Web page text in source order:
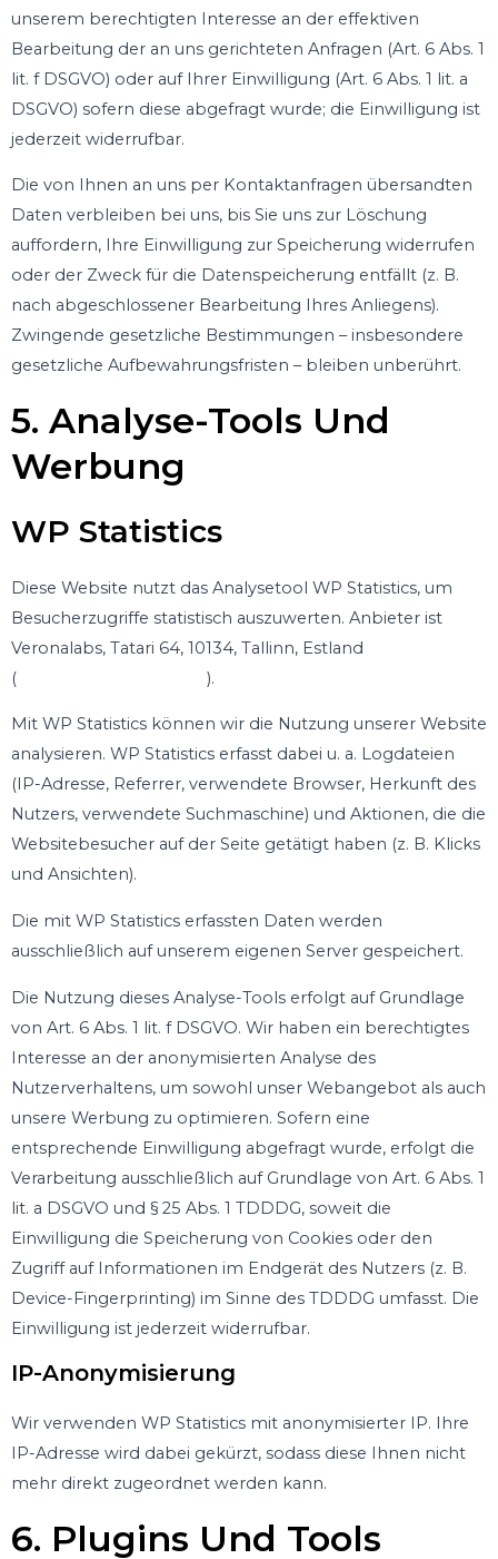
unserem berechtigten Interesse an der effektiven
Bearbeitung der an uns gerichteten Anfragen (Art. 6 Abs. 1
lit. f DSGVO) oder auf Ihrer Einwilligung (Art. 6 Abs. 1 lit. a
DSGVO) sofern diese abgefragt wurde; die Einwilligung ist
jederzeit widerrufbar.
Die von Ihnen an uns per Kontaktanfragen übersandten
Daten verbleiben bei uns, bis Sie uns zur Löschung
auffordern, Ihre Einwilligung zur Speicherung widerrufen
oder der Zweck für die Datenspeicherung entfällt (z. B.
nach abgeschlossener Bearbeitung Ihres Anliegens).
Zwingende gesetzliche Bestimmungen – insbesondere
gesetzliche Aufbewahrungsfristen – bleiben unberührt.
5. Analyse-Tools Und
Werbung
WP Statistics
Diese Website nutzt das Analysetool WP Statistics, um
Besucherzugriffe statistisch auszuwerten. Anbieter ist
Veronalabs, Tatari 64, 10134, Tallinn, Estland
(
).
Mit WP Statistics können wir die Nutzung unserer Website
analysieren. WP Statistics erfasst dabei u. a. Logdateien
(IP-Adresse, Referrer, verwendete Browser, Herkunft des
Nutzers, verwendete Suchmaschine) und Aktionen, die die
Websitebesucher auf der Seite getätigt haben (z. B. Klicks
und Ansichten).
Die mit WP Statistics erfassten Daten werden
ausschließlich auf unserem eigenen Server gespeichert.
Die Nutzung dieses Analyse-Tools erfolgt auf Grundlage
von Art. 6 Abs. 1 lit. f DSGVO. Wir haben ein berechtigtes
Interesse an der anonymisierten Analyse des
Nutzerverhaltens, um sowohl unser Webangebot als auch
unsere Werbung zu optimieren. Sofern eine
entsprechende Einwilligung abgefragt wurde, erfolgt die
Verarbeitung ausschließlich auf Grundlage von Art. 6 Abs. 1
lit. a DSGVO und § 25 Abs. 1 TDDDG, soweit die
Einwilligung die Speicherung von Cookies oder den
Zugriff auf Informationen im Endgerät des Nutzers (z. B.
Device-Fingerprinting) im Sinne des TDDDG umfasst. Die
Einwilligung ist jederzeit widerrufbar.
IP-Anonymisierung
Wir verwenden WP Statistics mit anonymisierter IP. Ihre
IP-Adresse wird dabei gekürzt, sodass diese Ihnen nicht
mehr direkt zugeordnet werden kann.
6. Plugins Und Tools